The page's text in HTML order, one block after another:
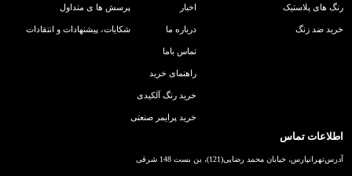
رنگ های پلاستیک
خرید ضد زنگ
اخبار
درباره ما
تماس باما
راهنمای خرید
خرید رنگ آلکیدی
خرید پرایمر صنعتی
پرسش ها ی متداول
شکایات، پیشنهادات و انتقادات
اطلاعات تماس
آدرستهرانپارس، خیابان محمد رضایی(121)، بن بست 148 شرقی